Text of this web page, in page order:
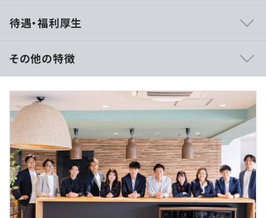
す。
学びのシェアの場を設けています。
・「All for Joy」というミッションに共感した、働くこと
を楽しむメンバーが多いです。
・風通しがよく、互いに切磋琢磨しながら成果に向き合う
環境です。
・学習支援
∟仕事に関わることで読みたい本や記事、講座などは申請
することでレクリーが負担。自主的な学習が個人と組織双
方の成長につながると考えています。
待遇・福利厚生
想定年収：500万円 ～ 1199万円
■賃金形態：年俸制（年俸を12分割）
■賃金の決定方法：当社規定により決定
■月給：42万円〜（固定残業代を含む）
■基本給：35万1049円～
■固定残業代：68,951円～（45時間分）※超過分は別途
支給
※経験・能力を考慮のうえ、決定します。
その他の特徴